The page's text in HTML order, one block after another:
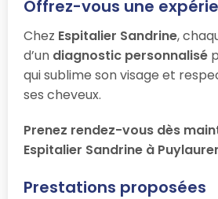
Offrez-vous une
Chez Espitalier Sandrine,
d’un diagnostic personnalisé
qui sublime son visage et
ses cheveux.
Prenez rendez-vous dès
Espitalier Sandrine à
Prestations proposées